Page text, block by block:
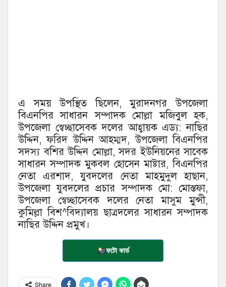
এ সময় উপস্থিত ছিলেন, মুরাদনগর উপজেলা
বিএনপির সাধারন সম্পাদক মোল্লা মজিবুল হক,
উপজেলা স্বেচ্ছাসেবক দলের আহ্বায়ক এড্য: নাছির
উদ্দিন, ফরিদ উদ্দিন আহম্মদ, উপজেলা বিএনপির
সদস্য বশির উদ্দিন মোল্লা, সদর ইউনিয়নের সাবেক
সাধারন সম্পাদক মুকবল হোসেন মাষ্টার, বিএনপির
নেতা এরশাদ, যুবদলের নেতা মাহমুদুল হাছান,
উপজেলা যুবদলের প্রচার সম্পাদক মো: মোস্তফা,
উপজেলা স্বেচ্ছাসেবক দলের নেতা মাসুম মুন্সী,
কুমিল্লা বিশ^বিদ্যালয় ছাত্রদলের সাধারন সম্পাদক
নাছির উদ্দিন প্রমুখ।
ফটো কার্ড
Share